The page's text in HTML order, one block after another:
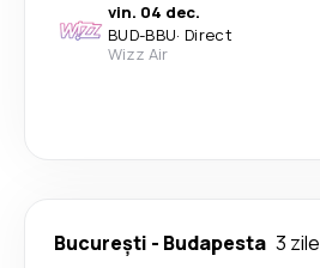
vin. 04 dec.
BUD-BBU· Direct
Wizz Air
București - Budapesta 3 zile